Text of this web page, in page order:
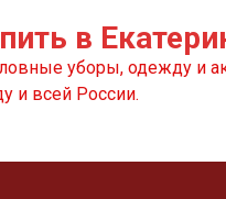
в
уборы, одежду и
и всей России.